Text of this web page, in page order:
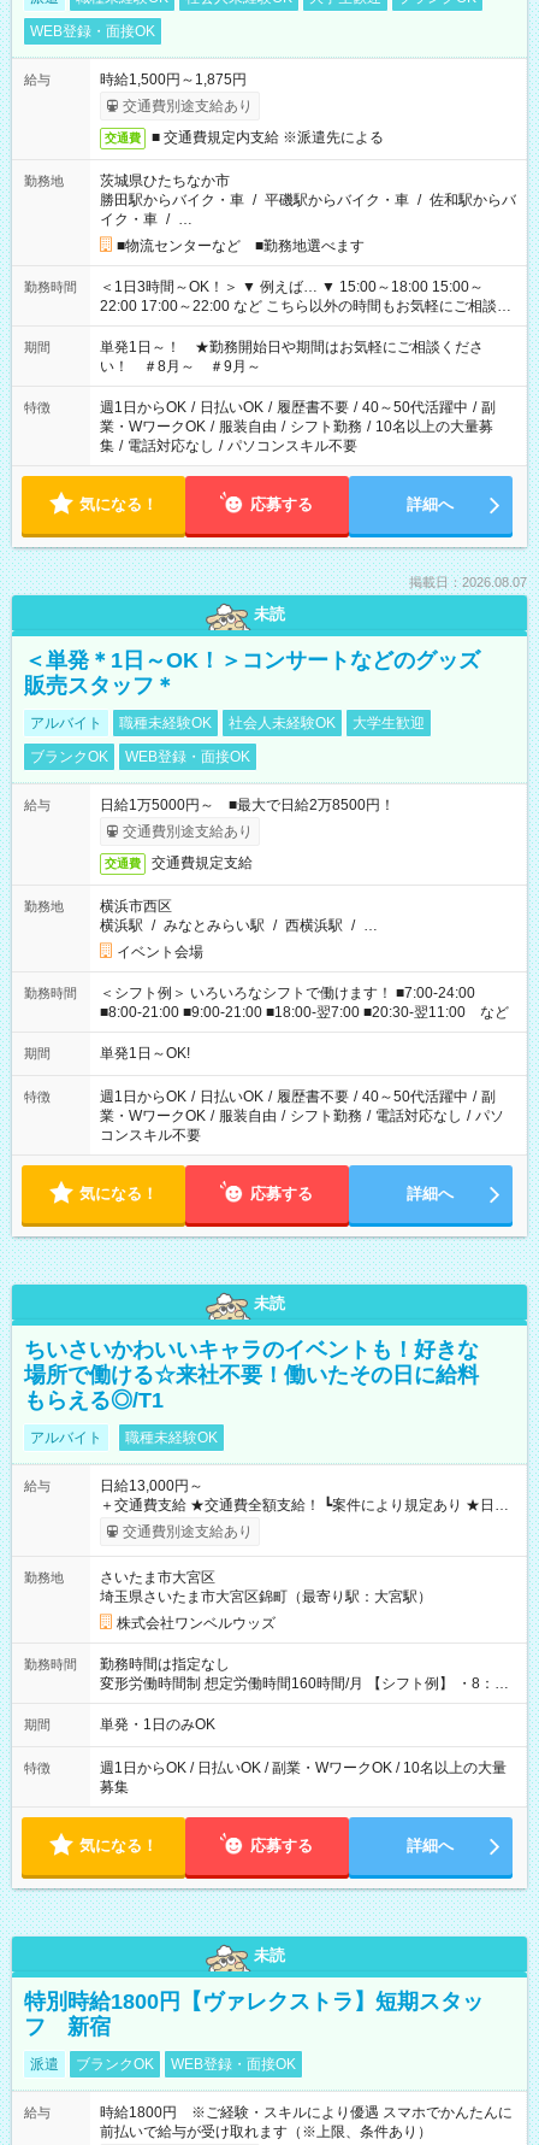
WEB登録・面接OK
給与
時給1,500円～1,875円
交通費別途支給あり
交通費 ■ 交通費規定内支給 ※派遣先による
勤務地
茨城県ひたちなか市
勝田駅からバイク・車 / 平磯駅からバイク・車 / 佐和駅からバ
イク・車 / …
■物流センターなど ■勤務地選べます
勤務時間
＜1日3時間～OK！＞ ▼ 例えば… ▼ 15:00～18:00 15:00～
22:00 17:00～22:00 など こちら以外の時間もお気軽にご相談く
ださい！
期間
単発1日～！ ★勤務開始日や期間はお気軽にご相談くださ
い！ ＃8月～ ＃9月～
特徴 週1日からOK / 日払いOK / 履歴書不要 / 40～50代活躍中 / 副
業・WワークOK / 服装自由 / シフト勤務 / 10名以上の大量募
集 / 電話対応なし / パソコンスキル不要
気になる！ 応募する 詳細へ
掲載日：2026.08.07
未読
＜単発＊1日～OK！＞コンサートなどのグッズ
販売スタッフ＊
アルバイト 職種未経験OK 社会人未経験OK
大学生歓迎
ブランクOK
WEB登録・面接OK
給与
日給1万5000円～ ■最大で日給2万8500円！
交通費別途支給あり
交通費 交通費規定支給
勤務地
横浜市西区
横浜駅 / みなとみらい駅 / 西横浜駅 / …
イベント会場
勤務時間
＜シフト例＞ いろいろなシフトで働けます！ ■7:00-24:00
■8:00-21:00 ■9:00-21:00 ■18:00-翌7:00 ■20:30-翌11:00 など
期間 単発1日～OK!
特徴 週1日からOK / 日払いOK / 履歴書不要 / 40～50代活躍中 / 副
業・WワークOK / 服装自由 / シフト勤務 / 電話対応なし / パソ
コンスキル不要
気になる！ 応募する 詳細へ
未読
ちいさいかわいいキャラのイベントも！好きな
場所で働ける☆来社不要！働いたその日に給料
もらえる◎/T1
アルバイト 職種未経験OK
給与
日給13,000円～
＋交通費支給 ★交通費全額支給！ ┗案件により規定あり ★日払
いOK！（規定あり） ┗働いたその日に現金GET♪ お仕事後はコ
ンビニATMから 日払い分を引き落とせます！ 【試用期間】試
交通費別途支給あり
勤務地
さいたま市大宮区
埼玉県さいたま市大宮区錦町（最寄り駅：大宮駅）
株式会社ワンベルウッズ
勤務時間
勤務時間は指定なし
変形労働時間制 想定労働時間160時間/月 【シフト例】 ・8：00
～21：00
期間 単発・1日のみOK
特徴
週1日からOK / 日払いOK / 副業・WワークOK / 10名以上の大量
募集
気になる！ 応募する 詳細へ
未読
特別時給1800円【ヴァレクストラ】短期スタッ
フ 新宿
派遣 ブランクOK WEB登録・面接OK
給与
時給1800円 ※ご経験・スキルにより優遇 スマホでかんたんに
前払いで給与が受け取れます（※上限、条件あり）